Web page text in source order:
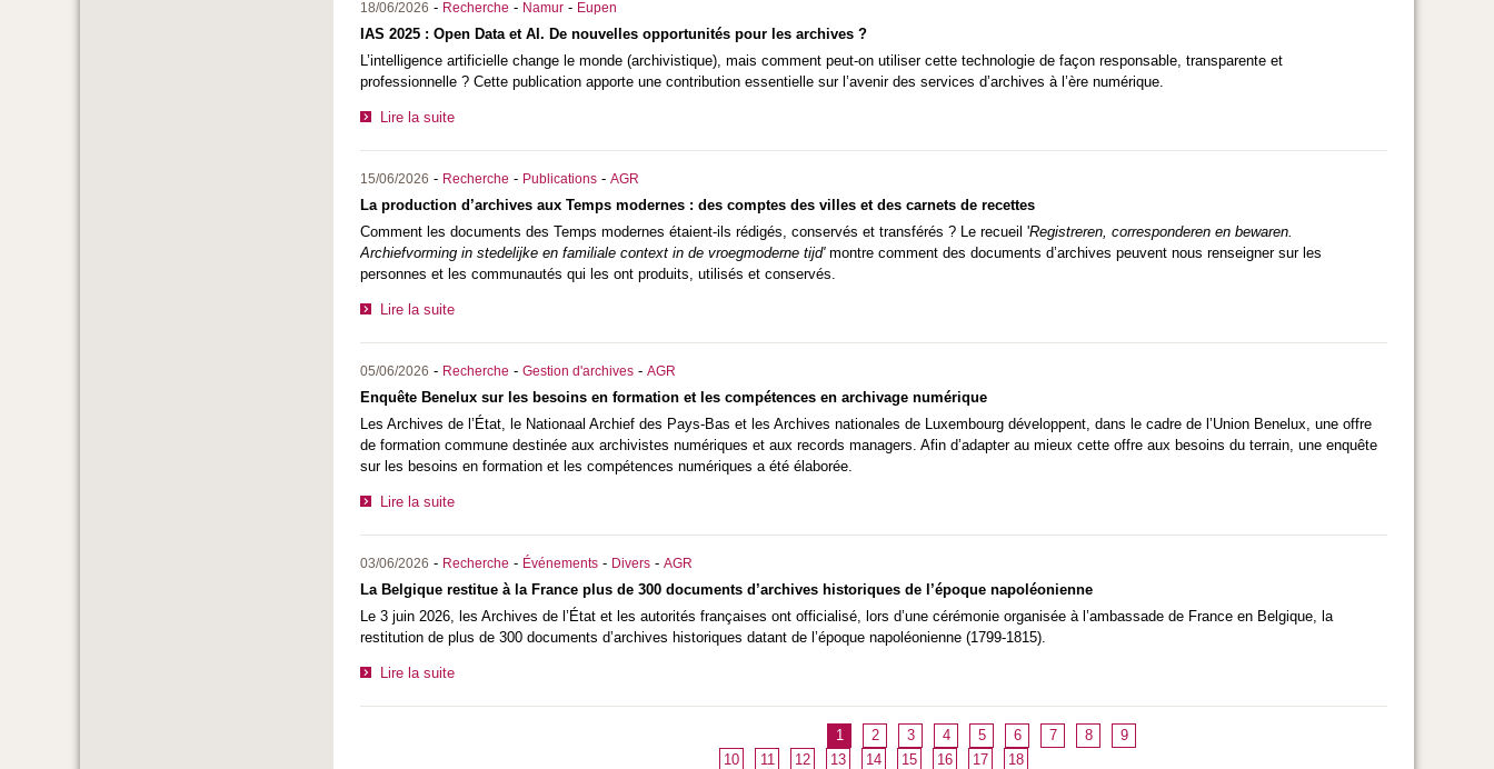
18/06/2026 - Recherche - Namur - Eupen
IAS 2025 : Open Data et AI. De nouvelles opportunités pour les archives ?
L’intelligence artificielle change le monde (archivistique), mais comment peut-on utiliser cette technologie de façon responsable, transparente et
professionnelle ? Cette publication apporte une contribution essentielle sur l’avenir des services d’archives à l’ère numérique.
Lire la suite
15/06/2026 - Recherche - Publications - AGR
La production d’archives aux Temps modernes : des comptes des villes et des carnets de recettes
Comment les documents des Temps modernes étaient-ils rédigés, conservés et transférés ? Le recueil 'Registreren, corresponderen en bewaren.
Archiefvorming in stedelijke en familiale context in de vroegmoderne tijd' montre comment des documents d’archives peuvent nous renseigner sur les
personnes et les communautés qui les ont produits, utilisés et conservés.
Lire la suite
05/06/2026 - Recherche - Gestion d'archives - AGR
Enquête Benelux sur les besoins en formation et les compétences en archivage numérique
Les Archives de l’État, le Nationaal Archief des Pays-Bas et les Archives nationales de Luxembourg développent, dans le cadre de l’Union Benelux, une offre
de formation commune destinée aux archivistes numériques et aux records managers. Afin d’adapter au mieux cette offre aux besoins du terrain, une enquête
sur les besoins en formation et les compétences numériques a été élaborée.
Lire la suite
03/06/2026 - Recherche - Événements - Divers - AGR
La Belgique restitue à la France plus de 300 documents d’archives historiques de l’époque napoléonienne
Le 3 juin 2026, les Archives de l’État et les autorités françaises ont officialisé, lors d’une cérémonie organisée à l’ambassade de France en Belgique, la
restitution de plus de 300 documents d’archives historiques datant de l’époque napoléonienne (1799-1815).
Lire la suite
1 2 3 4 5 6 7 8
9
10
11 12 13 14 15 16 17 18